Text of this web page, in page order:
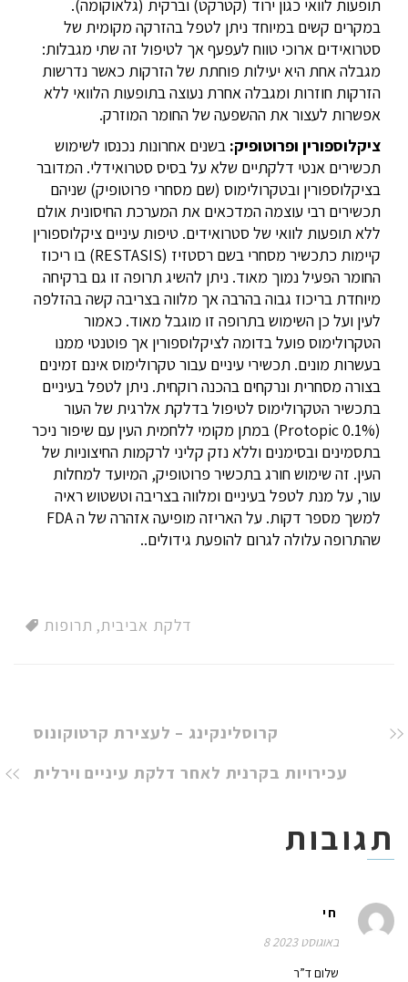
תופעות לוואי כגון ירוד (קטרקט) וברקית (גלאוקומה).
במקרים קשים במיוחד ניתן לטפל בהזרקה מקומית של
סטרואידים ארוכי טווח לעפעף אך לטיפול זה שתי מגבלות:
מגבלה אחת היא יעילות פוחתת של הזרקות כאשר נדרשות
הזרקות חוזרות ומגבלה אחרת נעוצה בתופעות הלוואי ללא
אפשרות לעצור את ההשפעה של החומר המוזרק.
ציקלוספורין ופרוטופיק: בשנים אחרונות נכנסו לשימוש
תכשירים אנטי דלקתיים שלא על בסיס סטרואידלי. המדובר
בציקלוספורין ובטקרולימוס (שם מסחרי פרוטופיק) שניהם
תכשירים רבי עוצמה המדכאים את המערכת החיסונית אולם
ללא תופעות לוואי של סטרואידים. טיפות עיניים ציקלוספורין
קיימות כתכשיר מסחרי בשם רסטזיז (RESTASIS) בו ריכוז
החומר הפעיל נמוך מאוד. ניתן להשיג תרופה זו גם ברקיחה
מיוחדת בריכוז גבוה בהרבה אך מלווה בצריבה קשה בהזלפה
לעין ועל כן השימוש בתרופה זו מוגבל מאוד. כאמור
הטקרולימוס פועל בדומה לציקלוספורין אך פוטנטי ממנו
בעשרות מונים. תכשירי עיניים עבור טקרולימוס אינם זמינים
בצורה מסחרית ונרקחים בהכנה רוקחית. ניתן לטפל בעיניים
בתכשיר הטקרולימוס לטיפול בדלקת אלרגית של העור
(
Protopic 0.1%) במתן מקומי ללחמית העין עם שיפור ניכר
בתסמינים ובסימנים וללא נזק קליני לרקמות החיצוניות של
העין. זה שימוש חורג בתכשיר פרוטופיק, המיועד למחלות
עור, על מנת לטפל בעיניים ומלווה בצריבה וטשטוש ראיה
למשך מספר דקות. על האריזה מופיעה אזהרה של הFDA
שהתרופה עלולה לגרום להופעת גידולים..
דלקת אביבית, תרופות
קרוסלינקינג – לעצירת קרטוקונוס
עכירויות בקרנית לאחר דלקת עיניים וירלית
תגובות
חי
8 באוגוסט 2023
שלום ד”ר